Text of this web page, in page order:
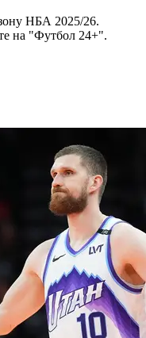
НБА 2025/26.
на "Футбол 24+".